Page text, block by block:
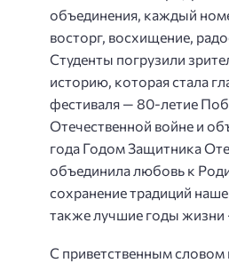
объединения, каждый
восторг, восхищение,
Студенты погрузили
историю, которая стала
фестиваля — 80-летие
Отечественной войне и
года Годом Защитника
объединила любовь к
сохранение традиций
также лучшие годы жизни
С приветственным словом